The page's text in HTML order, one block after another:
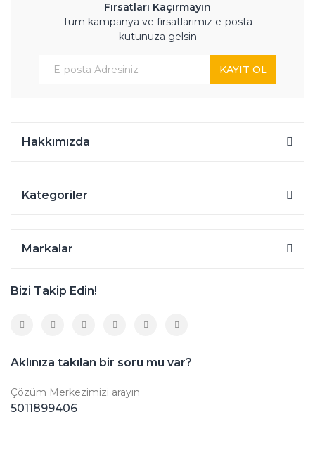
Fırsatları Kaçırmayın
Tüm kampanya ve fırsatlarımız e-posta
kutunuza gelsin
KAYIT OL
Hakkımızda
Kategoriler
Markalar
Bizi Takip Edin!
Aklınıza takılan bir soru mu var?
Çözüm Merkezimizi arayın
5011899406